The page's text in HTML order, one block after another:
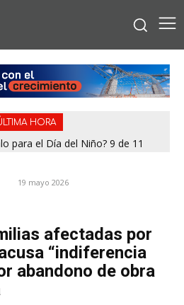
HORA
para el Día del Niño? 9 de 11
contará con sistema que
19 mayo 2026
afectadas por
“indiferencia
abandono de obra